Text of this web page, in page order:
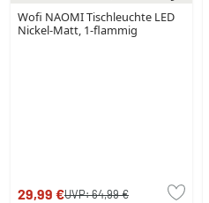
Wofi NAOMI Tischleuchte LED
Nickel-Matt, 1-flammig
29,99 €UVP:64,99 €